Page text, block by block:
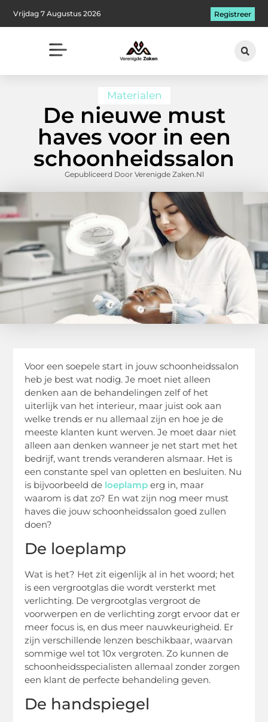
Vrijdag 7 Augustus 2026 Registreer
Materialen
De nieuwe must
haves voor in een
schoonheidssalon
Gepubliceerd Door Verenigde Zaken.nl
Voor een soepele start in jouw schoonheidssalon
heb je best wat nodig. Je moet niet alleen
denken aan de behandelingen zelf of het
uiterlijk van het interieur, maar juist ook aan
welke trends er nu allemaal zijn en hoe je de
meeste klanten kunt werven. Je moet daar niet
alleen aan denken wanneer je net start met het
bedrijf, want trends veranderen alsmaar. Het is
een constante spel van opletten en besluiten. Nu
is bijvoorbeeld de loeplamp erg in, maar
waarom is dat zo? En wat zijn nog meer must
haves die jouw schoonheidssalon goed zullen
doen?
De loeplamp
Wat is het? Het zit eigenlijk al in het woord; het
is een vergrootglas die wordt versterkt met
verlichting. De vergrootglas vergroot de
voorwerpen en de verlichting zorgt ervoor dat er
meer focus is, en dus meer nauwkeurigheid. Er
zijn verschillende lenzen beschikbaar, waarvan
sommige wel tot 10x vergroten. Zo kunnen de
schoonheidsspecialisten allemaal zonder zorgen
een klant de perfecte behandeling geven.
De handspiegel